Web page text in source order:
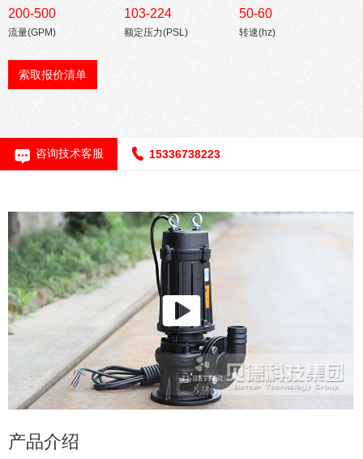
200-500
流量(GPM)
103-224
额定压力(PSL)
50-60
转速(hz)
索取报价清单
咨询技术客服 15336738223
产品介绍